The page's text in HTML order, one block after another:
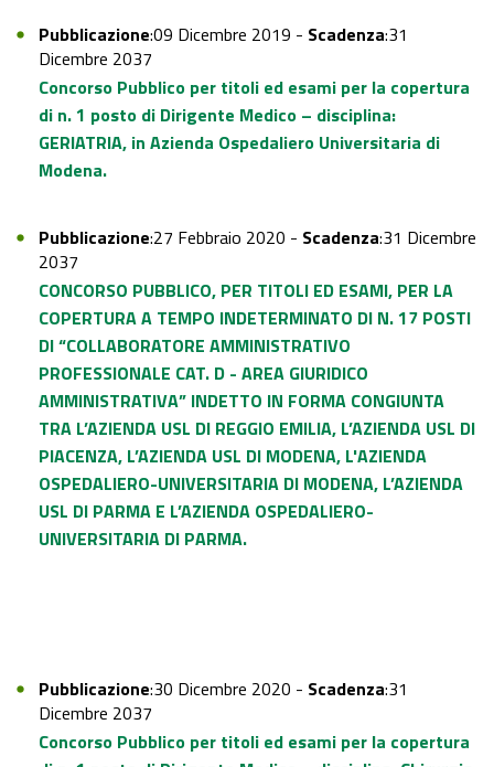
Pubblicazione:09 Dicembre 2019 - Scadenza:31
Dicembre 2037
Concorso Pubblico per titoli ed esami per la copertura
di n. 1 posto di Dirigente Medico – disciplina:
GERIATRIA, in Azienda Ospedaliero Universitaria di
Modena.
Pubblicazione:27 Febbraio 2020 - Scadenza:31 Dicembre
2037
CONCORSO PUBBLICO, PER TITOLI ED ESAMI, PER LA
COPERTURA A TEMPO INDETERMINATO DI N. 17 POSTI
DI “COLLABORATORE AMMINISTRATIVO
PROFESSIONALE CAT. D - AREA GIURIDICO
AMMINISTRATIVA” INDETTO IN FORMA CONGIUNTA
TRA L’AZIENDA USL DI REGGIO EMILIA, L’AZIENDA USL DI
PIACENZA, L’AZIENDA USL DI MODENA, L'AZIENDA
OSPEDALIERO-UNIVERSITARIA DI MODENA, L’AZIENDA
USL DI PARMA E L’AZIENDA OSPEDALIERO-
UNIVERSITARIA DI PARMA.
Pubblicazione:30 Dicembre 2020 - Scadenza:31
Dicembre 2037
Concorso Pubblico per titoli ed esami per la copertura